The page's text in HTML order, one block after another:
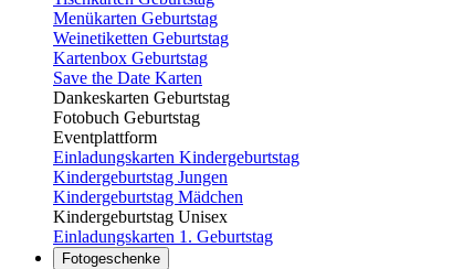
Menükarten Geburtstag
Weinetiketten Geburtstag
Kartenbox Geburtstag
Save the Date Karten
Dankeskarten Geburtstag
Fotobuch Geburtstag
Eventplattform
Einladungskarten Kindergeburtstag
Kindergeburtstag Jungen
Kindergeburtstag Mädchen
Kindergeburtstag Unisex
Einladungskarten 1. Geburtstag
Fotogeschenke